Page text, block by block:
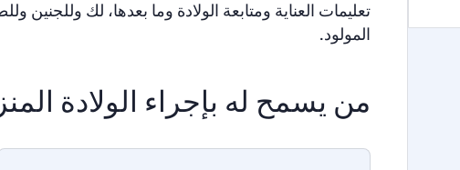
تعليمات العناية ومتابعة الولادة وما بعدها، لك وللجنين
المولود.
من يسمح له بإجراء الولادة